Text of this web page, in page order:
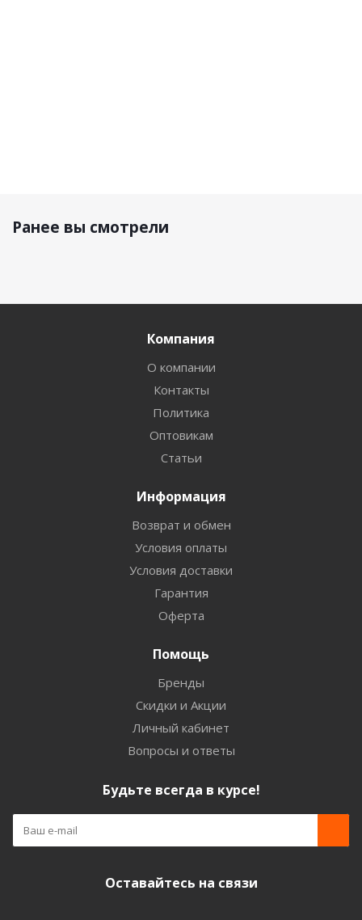
Ранее вы смотрели
Компания
О компании
Контакты
Политика
Оптовикам
Статьи
Информация
Возврат и обмен
Условия оплаты
Условия доставки
Гарантия
Оферта
Помощь
Бренды
Скидки и Акции
Личный кабинет
Вопросы и ответы
Будьте всегда в курсе!
Оставайтесь на связи